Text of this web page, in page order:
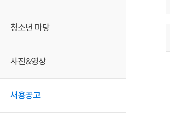
청소년 마당
사진&영상
채용공고